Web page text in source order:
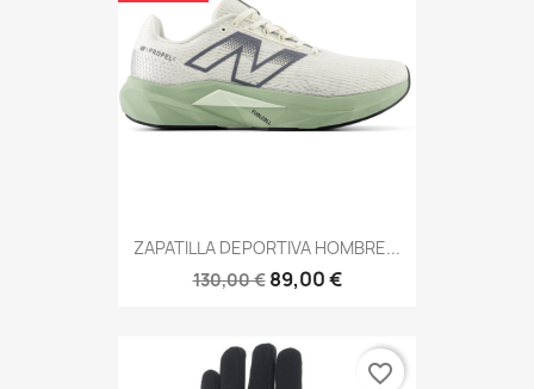
ZAPATILLA DEPORTIVA HOMBRE...
130,00 € 89,00 €
favorite_border